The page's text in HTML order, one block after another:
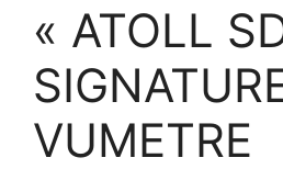
« ATOLL
VUMETRE